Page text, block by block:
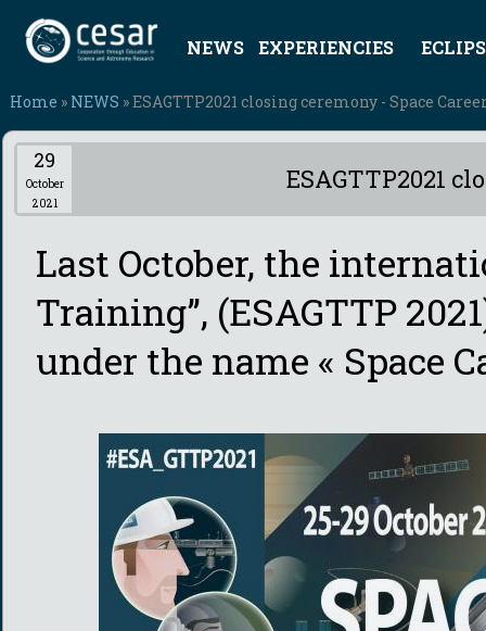
NEWS EXPERIENCIES
Home » NEWS » ESAGTTP2021 closing ceremony - Space
29
October
2021
ESAGTTP2021
Last October, the
Training”, (ESAGTTP
under the name « Space